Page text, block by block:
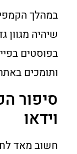
במהלך
שיהיה מגוון
בפוסטים
ותומכים
סיפור
וידאו
חשוב מאד